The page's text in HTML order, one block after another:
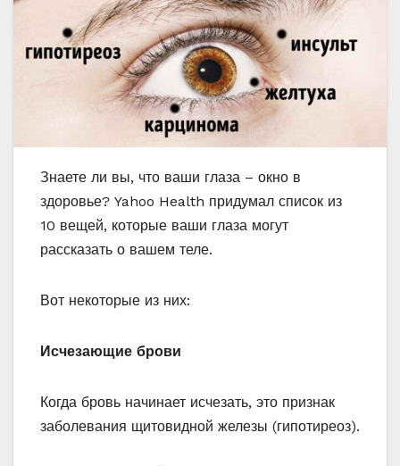
Знаете ли вы, что ваши глаза – окно в
здоровье? Yahoo Health придумал список из
10 вещей, которые ваши глаза могут
рассказать о вашем теле.
Вот некоторые из них:
Исчезающие брови
Когда бровь начинает исчезать, это признак
заболевания щитовидной железы (гипотиреоз).